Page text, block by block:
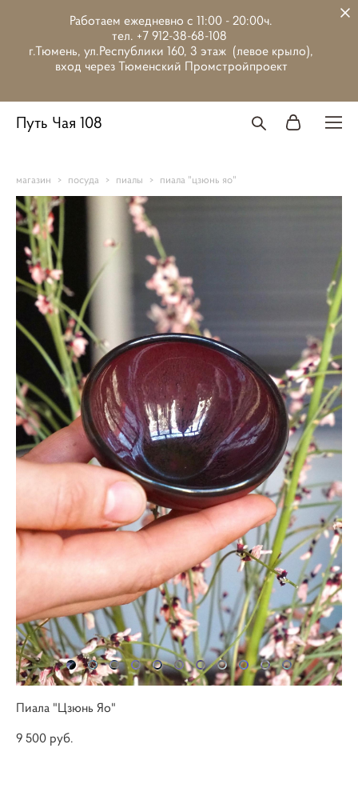
Работаем ежедневно с 11:00 - 20:00ч.
тел. +7 912-38-68-108
г.Тюмень, ул.Республики 160, 3 этаж (левое крыло),
вход через Тюменский Промстройпроект
Путь Чая 108
магазин > посуда > пиалы > пиала "цзюнь яо"
Пиала "Цзюнь Яо"
9 500 pуб.